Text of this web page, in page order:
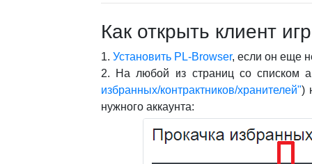
Как открыть клиент
1. Установить PL-Browser, если он еще
2. На любой из страниц со списком
избранных/контрактников/хранителей")
нужного аккаунта: